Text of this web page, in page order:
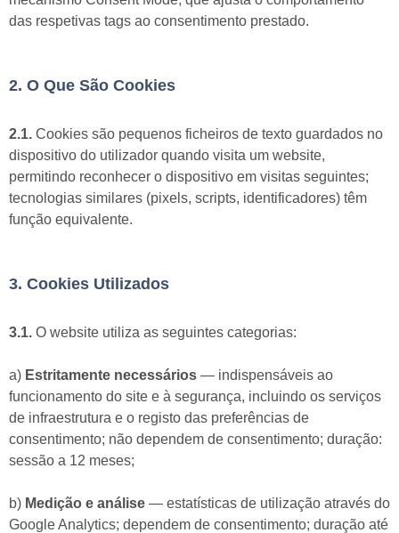
das respetivas tags ao consentimento prestado.
2. O Que São Cookies
2.1. Cookies são pequenos ficheiros de texto guardados no
dispositivo do utilizador quando visita um website,
permitindo reconhecer o dispositivo em visitas seguintes;
tecnologias similares (pixels, scripts, identificadores) têm
função equivalente.
3. Cookies Utilizados
3.1. O website utiliza as seguintes categorias:
a) Estritamente necessários — indispensáveis ao
funcionamento do site e à segurança, incluindo os serviços
de infraestrutura e o registo das preferências de
consentimento; não dependem de consentimento; duração:
sessão a 12 meses;
b) Medição e análise — estatísticas de utilização através do
Google Analytics; dependem de consentimento; duração até